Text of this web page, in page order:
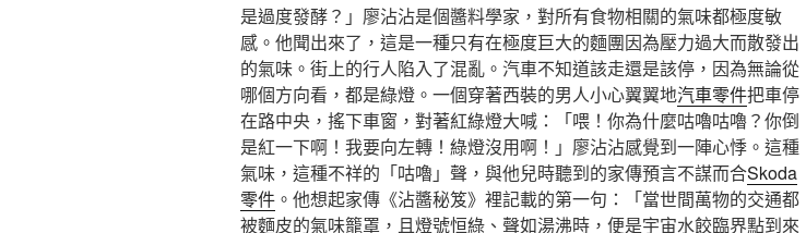
是過度發酵？」廖沾沾是個醬料學家，對所有食物相關的氣味都極度敏
感。他聞出來了，這是一種只有在極度巨大的麵團因為壓力過大而散發出
的氣味。街上的行人陷入了混亂。汽車不知道該走還是該停，因為無論從
哪個方向看，都是綠燈。一個穿著西裝的男人小心翼翼地汽車零件把車停
在路中央，搖下車窗，對著紅綠燈大喊：「喂！你為什麼咕嚕咕嚕？你倒
是紅一下啊！我要向左轉！綠燈沒用啊！」廖沾沾感覺到一陣心悸。這種
氣味，這種不祥的「咕嚕」聲，與他兒時聽到的家傳預言不謀而合Skoda
零件 。他想起家傳《沾醬秘笈》裡記載的第一句：「當世間萬物的交通都
被麵皮的氣味籠罩，且燈號恒綠、聲如湯沸時，便是宇宙水餃臨界點到來